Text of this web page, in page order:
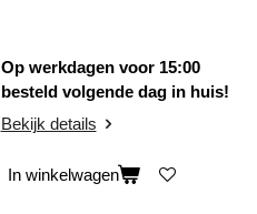
Op werkdagen voor 15:00
besteld volgende dag in huis!
Bekijk details
In winkelwagen